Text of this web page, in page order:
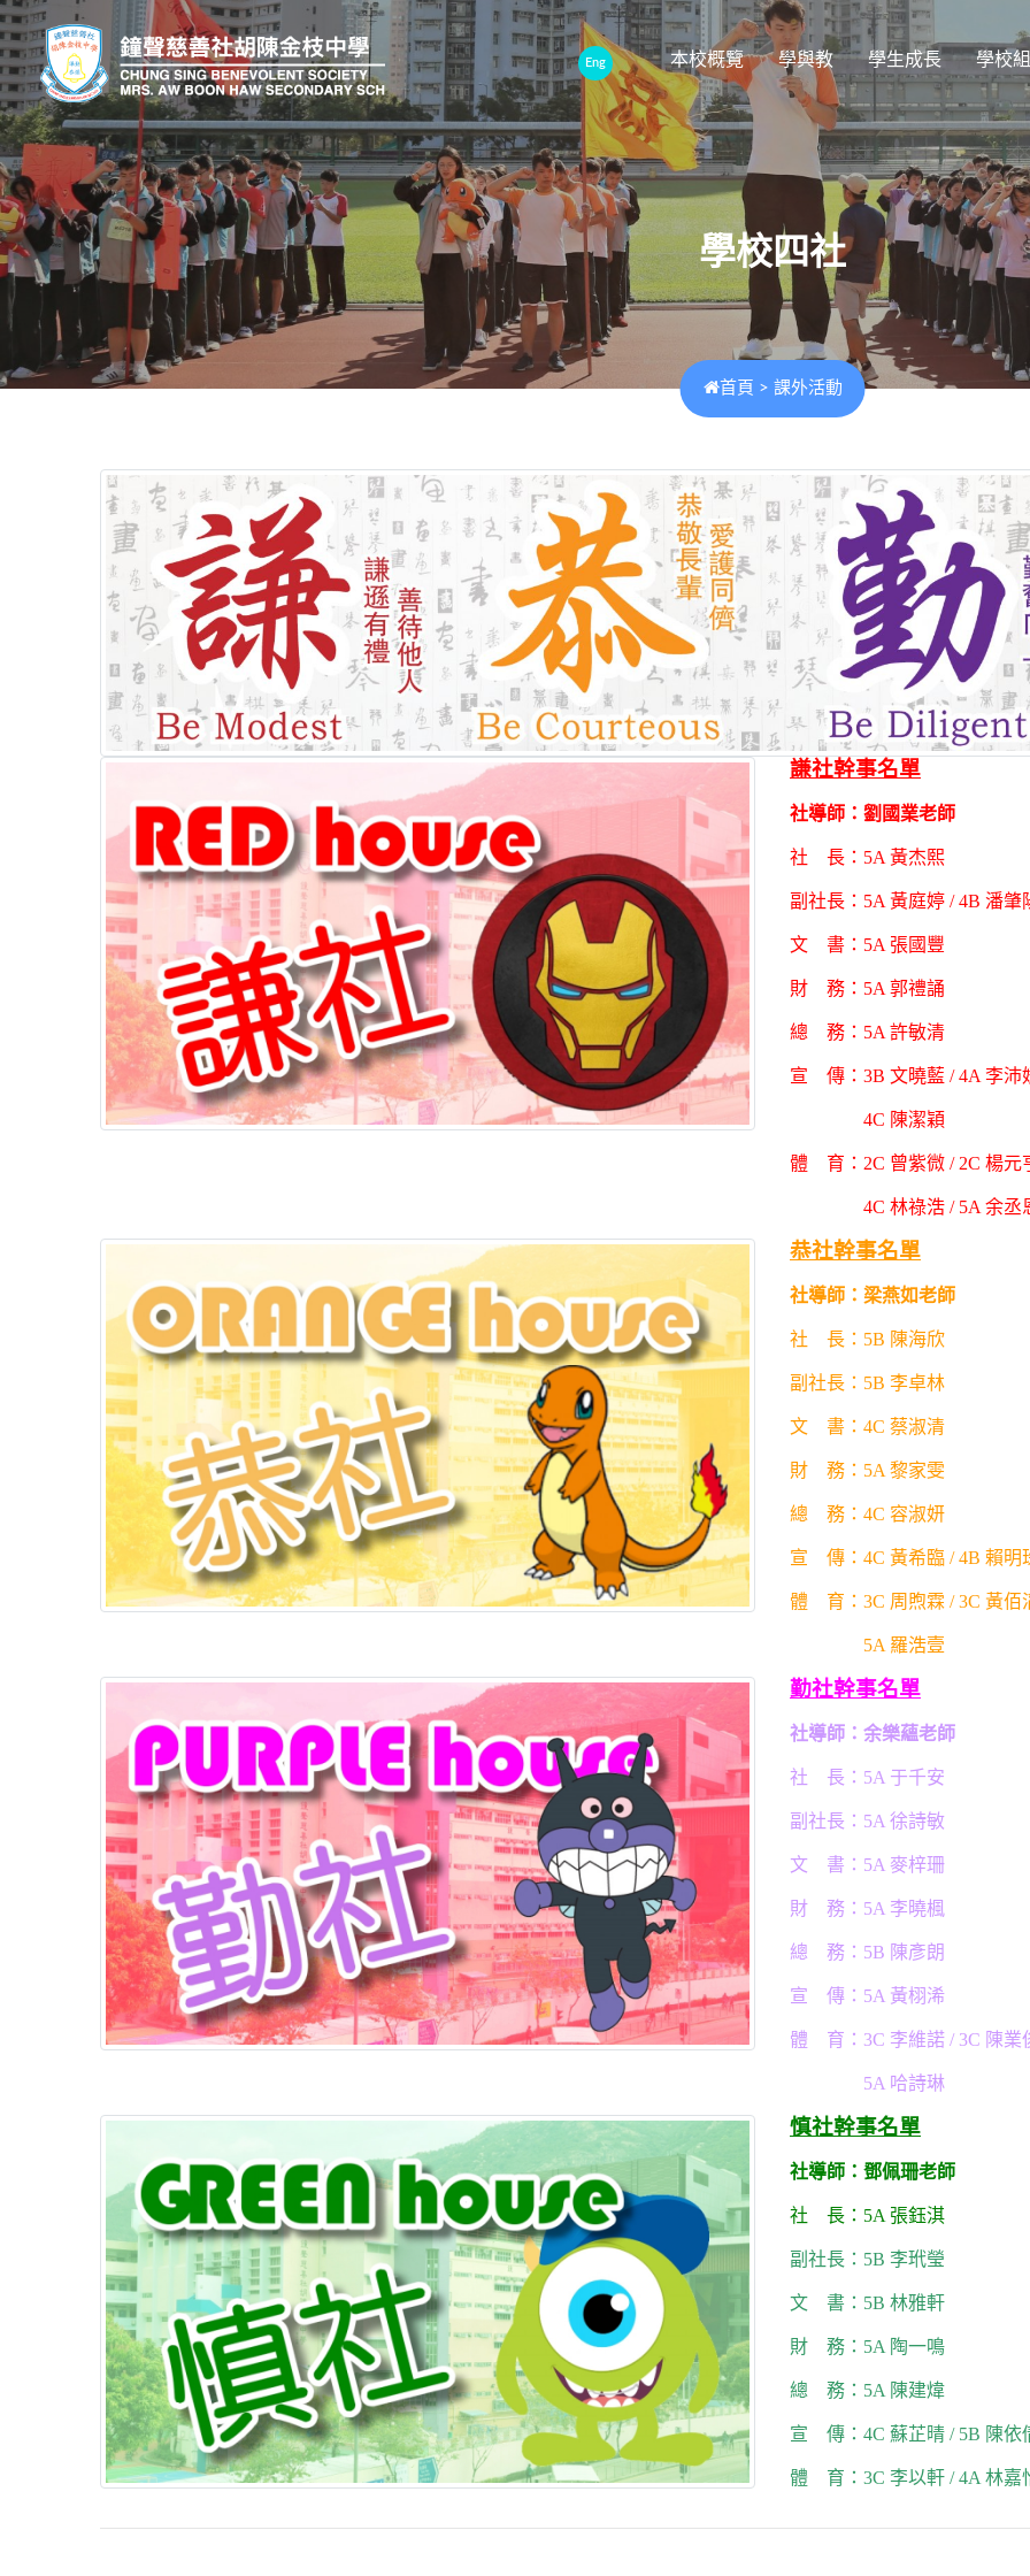
Eng 本校概覽 學與教 學生成長 學校
學校四社
首頁 > 課外活動
謙社幹事名單
社導師：劉國業老師
社 長：5A 黃杰熙
副社長：5A 黃庭婷 / 4B 潘肇
文 書：5A 張國豐
財 務：5A 郭禮誦
總 務：5A 許敏清
宣 傳：3B 文曉藍 / 4A 李沛
4C 陳潔穎
體 育：2C 曾紫微 / 2C 楊元
4C 林祿浩 / 5A 余丞
恭社幹事名單
社導師： 梁燕如老師
社 長：5B 陳海欣
副社長：5B 李卓林
文 書：4C 蔡淑清
財 務：5A 黎家雯
總 務：4C 容淑妍
宣 傳：4C 黃希臨 / 4B 賴明
體 育：3C 周煦霖 / 3C 黃佰
5A 羅浩壹
勤社幹事名單
社導師： 余樂蘊老師
社 長：5A 于千安
副社長：5A 徐詩敏
文 書：5A 麥梓珊
財 務：5A 李曉楓
總 務：5B 陳彥朗
宣 傳：5A 黃栩浠
體 育：3C 李維諾 / 3C 陳業
5A 哈詩琳
慎社幹事名單
社導師：鄧佩珊老師
社 長：5A 張鈺淇
副社長：5B 李玳瑩
文 書：5B 林雅軒
財 務：5A 陶一鳴
總 務：5A 陳建煒
宣 傳：4C 蘇芷晴 / 5B 陳依
體 育：3C 李以軒 / 4A 林嘉